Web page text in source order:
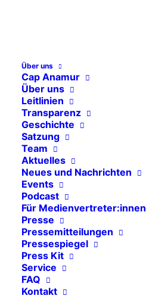
Über uns
Cap Anamur
Über uns
Leitlinien
Transparenz
Geschichte
Satzung
Team
Aktuelles
Neues und Nachrichten
Events
Podcast
Für Medienvertreter:innen
Presse
Pressemitteilungen
Pressespiegel
Press Kit
Service
FAQ
Kontakt
THEMEN
Allgemeines
Events
Freie Stellen
Pressemitteilungen
Pressespiegel
Aktuelle Projekte
Syrien
Äthiopien